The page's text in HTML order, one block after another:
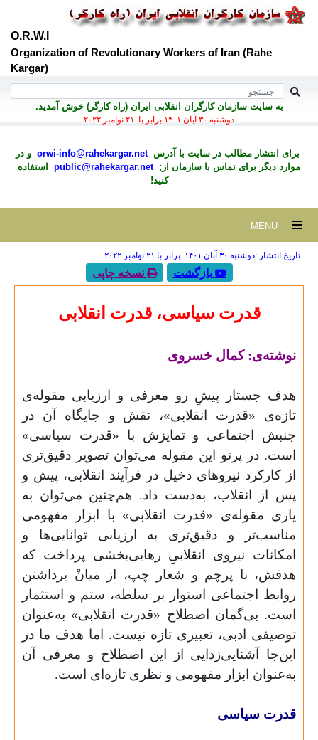
O.R.W.I
Organization of Revolutionary Workers of Iran (Rahe
Kargar)
به سايت سازمان کارگران انقلابی ايران (راه کارگر) خوش آمديد.
دوشنبه ۳۰ آبان ۱۴۰۱ برابر با ۲۱ نوامبر ۲۰۲۲
برای انتشار مطالب در سايت با آدرسorwi-info@rahekargar.net و در
موارد ديگر برای تماس با سازمان از;public@rahekargar.net
استفاده
کنید!
تاریخ انتشار :دوشنبه ۳۰ آبان ۱۴۰۱ برابر با ۲۱ نوامبر ۲۰۲۲
بازگشت نسخه چاپی
قدرت سیاسی، قدرت انقلابی
نوشته‌ی: کمال خسروی
هدف جستار پیشِ رو معرفی و ارزیابی مقوله‌ی
تازه‌ی «قدرت انقلابی»، نقش و جایگاه آن در
جنبش اجتماعی و تمایزش با «قدرت سیاسی»
است. در پرتو این مقوله می‌توان تصویر دقیق‌تری
از کارکرد نیروهای دخیل در فرآیند انقلابی، پیش و
پس از انقلاب، به‌دست داد. هم‌چنین می‌توان به
یاری مقوله‌ی «قدرت انقلابی» با ابزار مفهومی
مناسب‌تر و دقیق‌تری به ارزیابی توانایی‌ها و
امکانات نیروی انقلابیِ رهایی‌بخشی پرداخت که
هدفش، با پرچم و شعار چپ، از میانْ برداشتن
روابط اجتماعی استوار بر سلطه، ستم و استثمار
است. بی‌گمان اصطلاح «قدرت انقلابی» به‌عنوان
توصیفی ادبی، تعبیری تازه نیست. اما هدف ما در
این‌جا آشنایی‌زدایی از این اصطلاح و معرفی آن
به‌عنوان ابزار مفهومی و نظری تازه‌ای است.
قدرت سیاسی